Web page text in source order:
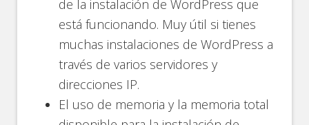
de la instalación de WordPress que
está funcionando. Muy útil si tienes
muchas instalaciones de WordPress a
través de varios servidores y
direcciones IP.
El uso de memoria y la memoria total